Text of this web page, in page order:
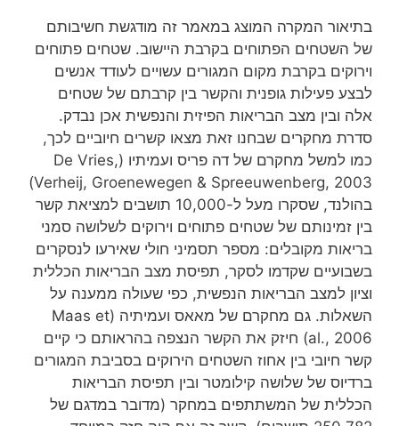
בתיאור המקרה המוצג במאמר זה מודגשת חשיבותם
של השטחים הפתוחים בקרבת היישוב. שטחים פתוחים
וירוקים בקרבת מקום המגורים עשויים לעודד אנשים
לבצע פעילות גופנית והקשר בין קרבתם של שטחים
אלה ובין מצב הבריאות הפיזית והנפשית אכן נבדק.
סדרת מחקרים שבחנו זאת מצאו קשרים חיוביים לכך,
כמו למשל מחקרם של דה פריס ועמיתיו (De Vries,
Verheij, Groenewegen & Spreeuwenberg, 2003)
בהולנד, שסקרו מעל ל-10,000 תושבים למציאת קשר
בין זמינותם של שטחים פתוחים וירוקים לשלושה סמני
בריאות מקובלים: מספר תסמיני חולי שאירעו לנסקרים
בשבועיים שקדמו לסקר, תפיסת מצב הבריאות הכללית
וציון למצב הבריאות הנפשית, כפי שעולה ממענה על
השאלות. גם מחקרם של מאאס ועמיתיה (Maas et
al., 2006) חיזק את הקשר הנצפה בהראותם כי קיים
קשר חיובי בין אחוז השטחים הירוקים בסביבת המגורים
ברדיוס של שלושה קילומטר ובין תפיסת הבריאות
הכללית של המשתתפים במחקר (מדובר במדגם של